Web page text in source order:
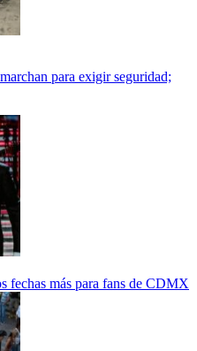
marchan para exigir seguridad;
fechas más para fans de CDMX